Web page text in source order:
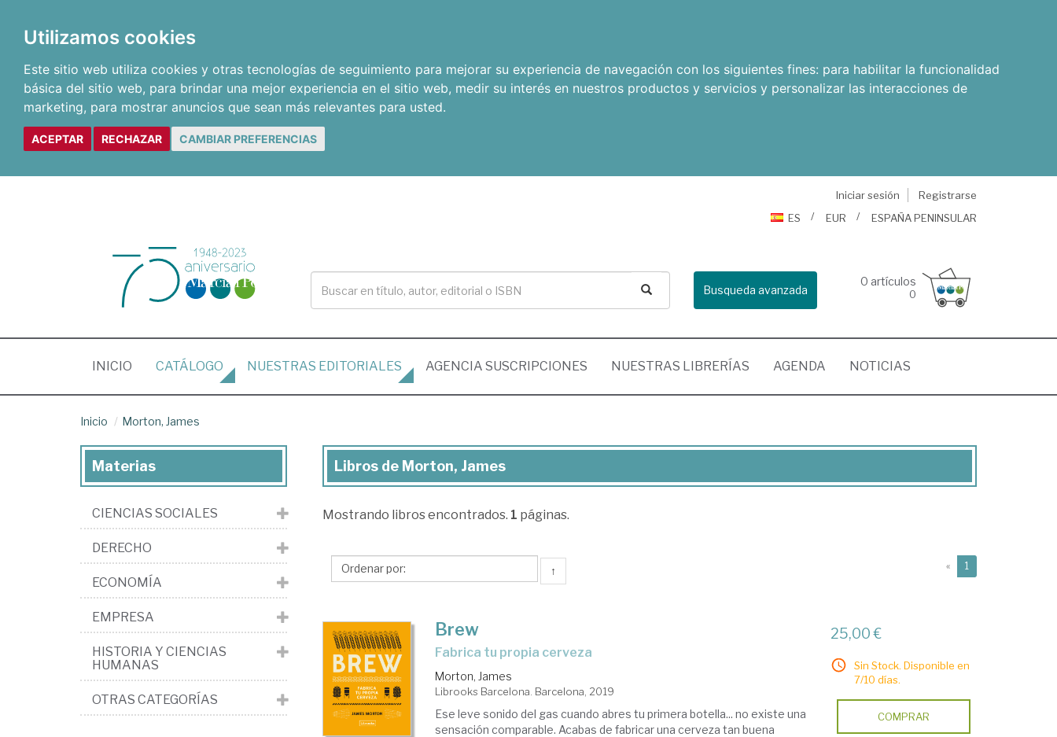
Utilizamos cookies
Este sitio web utiliza cookies y otras tecnologías de seguimiento para mejorar su experiencia de navegación con los siguientes fines: para habilitar la funcionalidad
básica del sitio web, para brindar una mejor experiencia en el sitio web, medir su interés en nuestros productos y servicios y personalizar las interacciones de
marketing, para mostrar anuncios que sean más relevantes para usted.
ACEPTAR RECHAZAR CAMBIAR PREFERENCIAS
Iniciar sesión
Registrarse
ES
EUR ESPAÑA PENINSULAR
Busqueda avanzada
0 artículos
0
INICIO (CURRENT)
CATÁLOGO NUESTRAS EDITORIALES AGENCIA SUSCRIPCIONES NUESTRAS LIBRERÍAS AGENDA NOTICIAS
Inicio Morton, James
Libros
Morton,
Libros de Morton, James
Mostrando libros encontrados. 1 páginas.
↑ « 1
Brew
fabrica tu propia cerveza
Morton, James
Librooks Barcelona. Barcelona, 2019
Ese leve sonido del gas cuando abres tu primera botella... no existe una
sensación comparable. Acabas de fabricar una cerveza tan buena
25,00 €
Sin Stock. Disponible en
7/10 días.
COMPRAR
Materias
CIENCIAS SOCIALES
DERECHO
ECONOMÍA
EMPRESA
HISTORIA Y CIENCIAS
HUMANAS
OTRAS CATEGORÍAS